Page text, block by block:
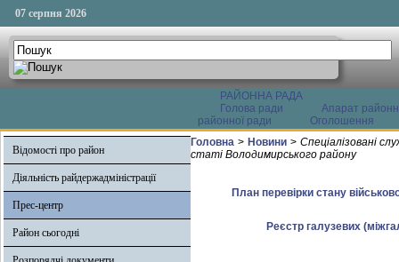
07 серпня 2026
РАЙОННА РАДА
Голова ради
Апарат
районної ради
Оголошення
Відомості про район
Діяльність райдержадміністрації
Прес-центр
Район сьогодні
Головна > Новини > Спеціалізовані
статі Володимирського району
План перевірки стану
Реєстр галузевих